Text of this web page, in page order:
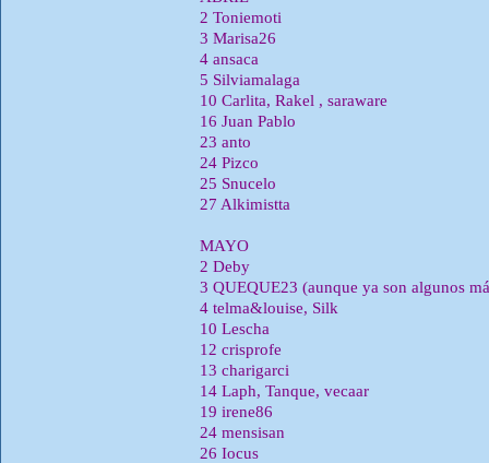
2 Toniemoti
3 Marisa26
4 ansaca
5 Silviamalaga
10 Carlita, Rakel , saraware
16 Juan Pablo
23 anto
24 Pizco
25 Snucelo
27 Alkimistta
MAYO
2 Deby
3 QUEQUE23 (aunque ya son algunos
4 telma&louise, Silk
10 Lescha
12 crisprofe
13 charigarci
14 Laph, Tanque, vecaar
19 irene86
24 mensisan
26 Iocus